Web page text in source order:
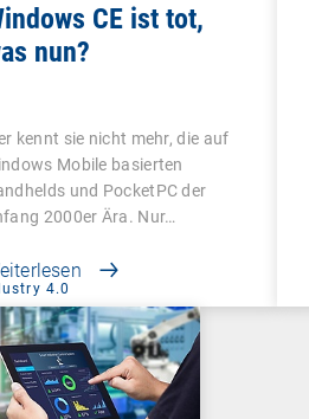
CE ist tot,
nun?
kennt sie nicht mehr, die auf
Mobile basierten
und PocketPC der
2000er Ära. Nur…
4.0